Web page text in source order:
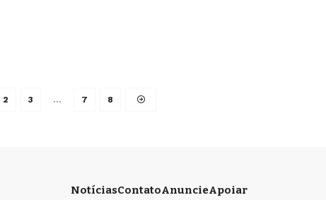
2 3 … 7 8
NotíciasContatoAnuncieApoiar